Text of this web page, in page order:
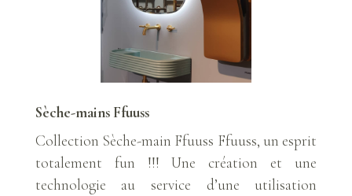
Sèche-mains Ffuuss
Collection Sèche-main Ffuuss Ffuuss, un esprit
totalement fun !!! Une création et une
technologie au service d’une utilisation